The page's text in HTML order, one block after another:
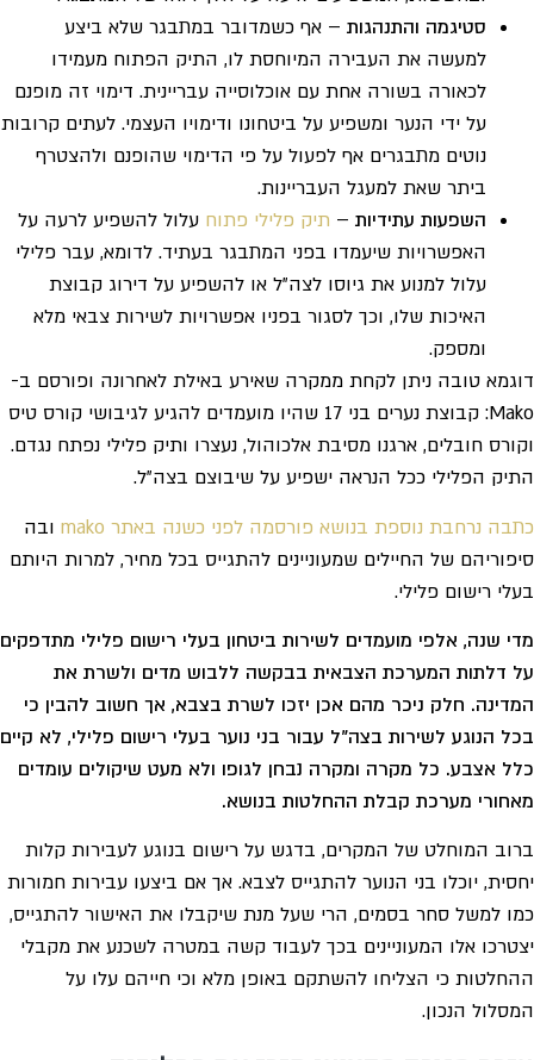
סטיגמה והתנהגות – אף כשמדובר במתבגר שלא ביצע
למעשה את העבירה המיוחסת לו, התיק הפתוח מעמידו
לכאורה בשורה אחת עם אוכלוסייה עבריינית. דימוי זה מופנם
על ידי הנער ומשפיע על ביטחונו ודימויו העצמי. לעתים קרובות
נוטים מתבגרים אף לפעול על פי הדימוי שהופנם ולהצטרף
ביתר שאת למעגל העבריינות.
השפעות עתידיות – תיק פלילי פתוח עלול להשפיע לרעה על
האפשרויות שיעמדו בפני המתבגר בעתיד. לדומא, עבר פלילי
עלול למנוע את גיוסו לצה"ל או להשפיע על דירוג קבוצת
האיכות שלו, וכך לסגור בפניו אפשרויות לשירות צבאי מלא
ומספק.
דוגמא טובה ניתן לקחת ממקרה שאירע באילת לאחרונה ופורסם ב-
Mako: קבוצת נערים בני 17 שהיו מועמדים להגיע לגיבושי קורס טיס
וקורס חובלים, ארגנו מסיבת אלכוהול, נעצרו ותיק פלילי נפתח נגדם.
התיק הפלילי ככל הנראה ישפיע על שיבוצם בצה"ל.
כתבה נרחבת נוספת בנושא פורסמה לפני כשנה באתר mako
ובה
סיפוריהם של החיילים שמעוניינים להתגייס בכל מחיר, למרות היותם
בעלי רישום פלילי.
מדי שנה, אלפי מועמדים לשירות ביטחון בעלי רישום פלילי מתדפקים
על דלתות המערכת הצבאית בבקשה ללבוש מדים ולשרת את
המדינה. חלק ניכר מהם אכן יזכו לשרת בצבא, אך חשוב להבין כי
בכל הנוגע לשירות בצה"ל עבור בני נוער בעלי רישום פלילי, לא קיים
כלל אצבע. כל מקרה ומקרה נבחן לגופו ולא מעט שיקולים עומדים
מאחורי מערכת קבלת ההחלטות בנושא.
ברוב המוחלט של המקרים, בדגש על רישום בנוגע לעבירות קלות
יחסית, יוכלו בני הנוער להתגייס לצבא. אך אם ביצעו עבירות חמורות
כמו למשל סחר בסמים, הרי שעל מנת שיקבלו את האישור להתגייס,
יצטרכו אלו המעוניינים בכך לעבוד קשה במטרה לשכנע את מקבלי
ההחלטות כי הצליחו להשתקם באופן מלא וכי חייהם עלו על
המסלול הנכון.